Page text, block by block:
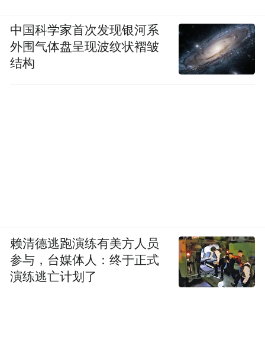
中国科学家首次发现银河系
外围气体盘呈现波纹状褶皱
结构
赖清德逃跑演练有美方人员
参与，台媒体人：终于正式
演练逃亡计划了